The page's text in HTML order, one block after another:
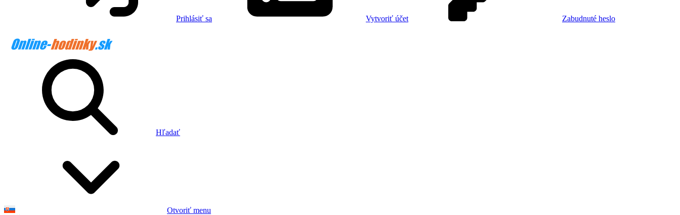
Prihlásiť sa Vytvoriť účet Zabudnuté heslo
Hľadať
Otvoriť menu